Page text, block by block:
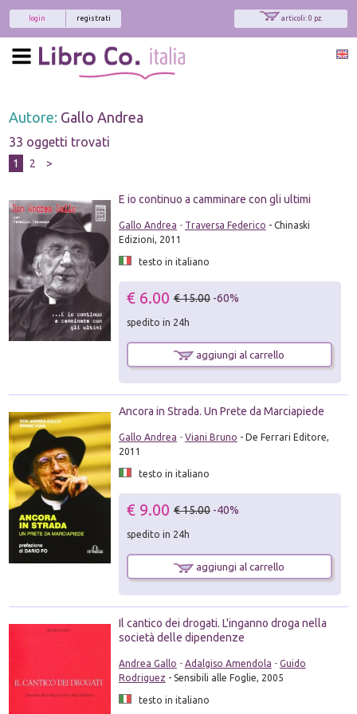
articoli: 0 pz.
registrati
login
Autore: Gallo Andrea
33 oggetti trovati
1 2 >
E io continuo a camminare con gli ultimi
Gallo Andrea - Traversa Federico - Chinaski
Edizioni, 2011
testo in italiano
€ 6.00 € 15.00 -60%
spedito in 24h
aggiungi al carrello
Ancora in Strada. Un Prete da Marciapiede
Gallo Andrea - Viani Bruno - De Ferrari Editore,
2011
testo in italiano
€ 9.00 € 15.00 -40%
spedito in 24h
aggiungi al carrello
Il cantico dei drogati. L'inganno droga nella
società delle dipendenze
Andrea Gallo - Adalgiso Amendola - Guido
Rodriguez - Sensibili alle Foglie, 2005
testo in italiano